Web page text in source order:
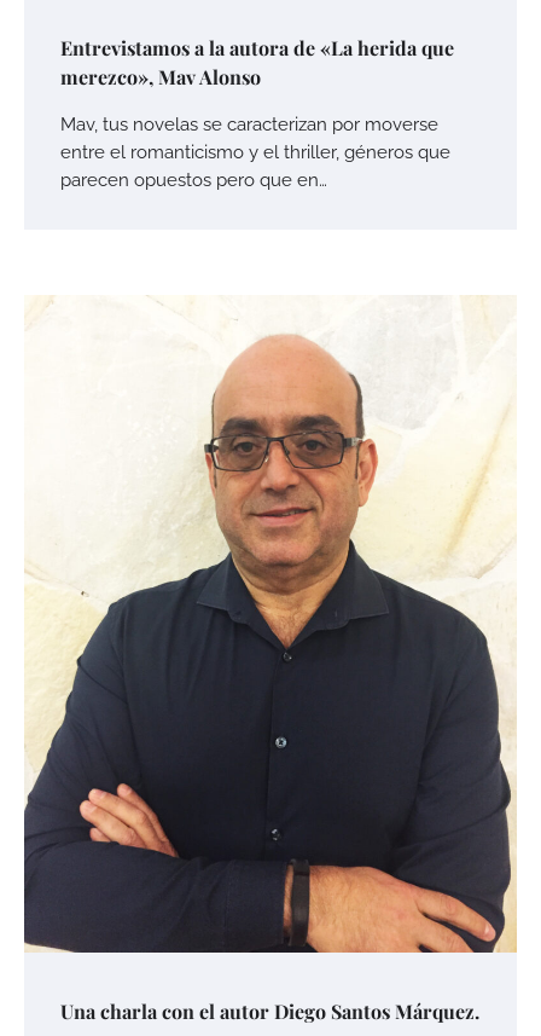
Entrevistamos a la autora de «La herida que
merezco», Mav Alonso
Mav, tus novelas se caracterizan por moverse
entre el romanticismo y el thriller, géneros que
parecen opuestos pero que en…
Una charla con el autor Diego Santos Márquez.